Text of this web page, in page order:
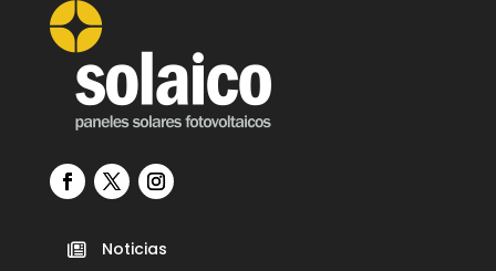
 Noticias